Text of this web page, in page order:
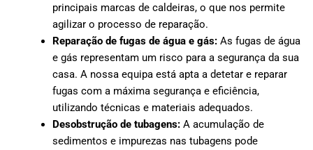
principais marcas de caldeiras, o que nos permite
agilizar o processo de reparação.
Reparação de fugas de água e gás: As fugas de água
e gás representam um risco para a segurança da sua
casa. A nossa equipa está apta a detetar e reparar
fugas com a máxima segurança e eficiência,
utilizando técnicas e materiais adequados.
Desobstrução de tubagens: A acumulação de
sedimentos e impurezas nas tubagens pode